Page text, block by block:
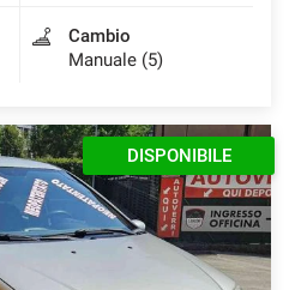
Cambio
Manuale (5)
DISPONIBILE